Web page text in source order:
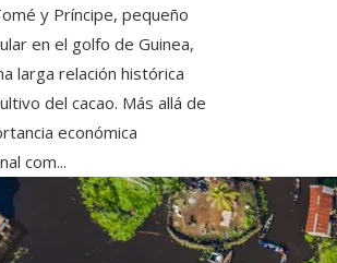
y Príncipe, pequeño
en el golfo de Guinea,
larga relación histórica
del cacao. Más allá de
económica
com...